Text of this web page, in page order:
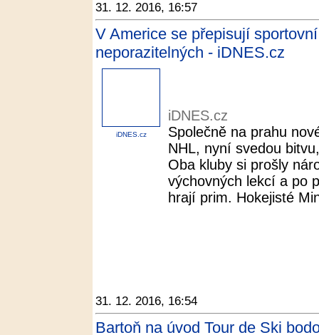
31. 12. 2016, 16:57
V Americe se přepisují
neporazitelných - iDNES.cz
iDNES.cz
iDNES.cz
Společně na prahu
NHL, nyní svedou
Oba kluby si prošly
výchovných lekcí a po
hrají prim. Hokejisté
31. 12. 2016, 16:54
Bartoň na úvod Tour de Ski